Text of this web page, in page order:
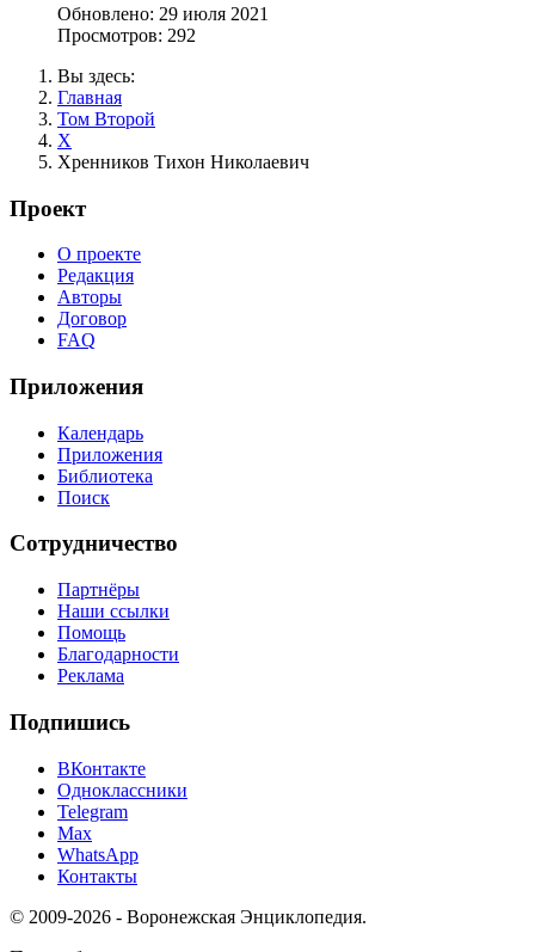
Обновлено: 29 июля 2021
Просмотров: 292
Вы здесь:
Главная
Том Второй
Х
Хренников Тихон Николаевич
Проект
О проекте
Редакция
Авторы
Договор
FAQ
Приложения
Календарь
Приложения
Библиотека
Поиск
Сотрудничество
Партнёры
Наши ссылки
Помощь
Благодарности
Реклама
Подпишись
ВКонтакте
Одноклассники
Telegram
Max
WhatsApp
Контакты
© 2009-2026 - Воронежская Энциклопедия.